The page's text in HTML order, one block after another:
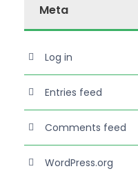
Meta
Log in
Entries feed
Comments feed
WordPress.org